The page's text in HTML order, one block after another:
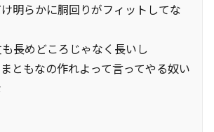
明らかに胴回りがフィットしてな
長めどころじゃなく長いし
ともなの作れよって言ってやる奴い